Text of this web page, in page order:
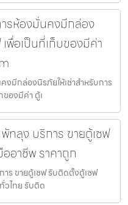
รห้องมั่นคงมีกล่อง
เพื่อเป็นที่เก็บของมีค่า
มีกล่องนิรภัยให้เช่าสำหรับการ
ของมีค่า ตู้เ
ทลุง บริการ ขายตู้เซฟ
อาชีพ ราคาถูก
ร ขายตู้เซฟ รับติดตั้งตู้เซฟ
วไทย รับติด